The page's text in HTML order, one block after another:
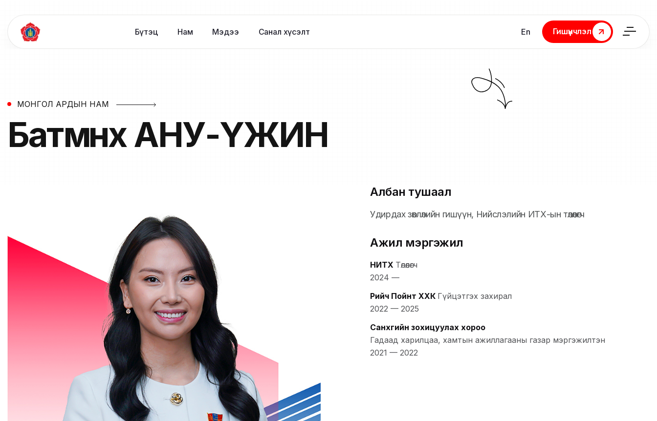
Бүтэц Нам Мэдээ Санал хүсэлт En
Гишүүнчлэл
Гишүүнчлэл
МОНГОЛ АРДЫН НАМ
БатмөнхАНУ-ҮЖИН
Албан тушаал
Удирдах зөвлөлийн гишүүн, Нийслэлийн ИТХ-ын төлөөлөгч
Ажил мэргэжил
НИТХ Төлөөлөгч
2024 —
Рийч Пойнт ХХК Гүйцэтгэх захирал
2022 — 2025
Санхүүгийн зохицуулах хороо
Гадаад харилцаа, хамтын ажиллагааны газар мэргэжилтэн
2021 — 2022